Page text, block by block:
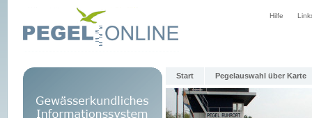
Hilfe
Start Pegelauswahl über Karte